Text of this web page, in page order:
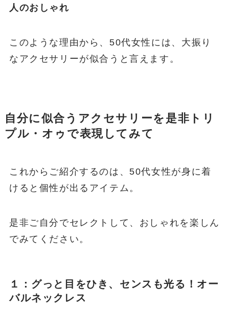
人のおしゃれ
このような理由から、50代女性には、大振り
なアクセサリーが似合うと言えます。
自分に似合うアクセサリーを是非トリ
プル・オゥで表現してみて
これからご紹介するのは、50代女性が身に着
けると個性が出るアイテム。
是非ご自分でセレクトして、おしゃれを楽しん
でみてください。
１：グっと目をひき、センスも光る！オー
バルネックレス